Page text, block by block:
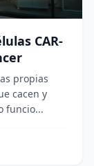
CAR-
propias
cacen y
funcio...